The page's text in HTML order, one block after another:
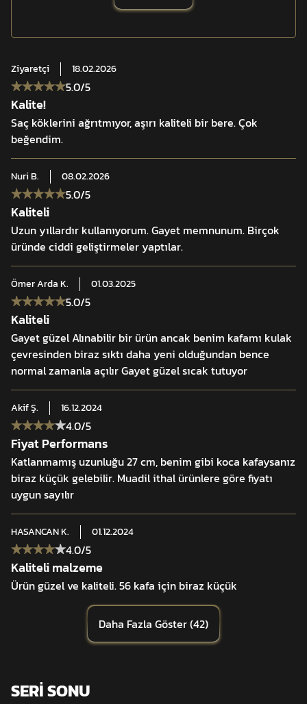
Özellikler:
• Esnek akrilik kumaş
• Boyu ayarlanabilir
• Hızlı kuruma
• Taktik ve günlük kullanım
Ziyaretçi 18.02.2026
5.0/5
Kalite!
Saç köklerini ağrıtmıyor, aşırı kaliteli bir bere. Çok
beğendim.
NuriB. 08.02.2026
5.0/5
Kaliteli
Uzun yıllardır kullanıyorum. Gayet memnunum. Birçok
üründe ciddi geliştirmeler yaptılar.
Ömer ArdaK. 01.03.2025
5.0/5
Kaliteli
Gayet güzel Alınabilir bir ürün ancak benim kafamı kulak
çevresinden biraz sıktı daha yeni olduğundan bence
normal zamanla açılır Gayet güzel sıcak tutuyor
AkifŞ. 16.12.2024
4.0/5
Fiyat Performans
Katlanmamış uzunluğu 27 cm, benim gibi koca kafaysanız
biraz küçük gelebilir. Muadil ithal ürünlere göre fiyatı
uygun sayılır
HASANCANK. 01.12.2024
4.0/5
Kaliteli malzeme
Ürün güzel ve kaliteli. 56 kafa için biraz küçük
Daha Fazla Göster(42)
SERİ SONU